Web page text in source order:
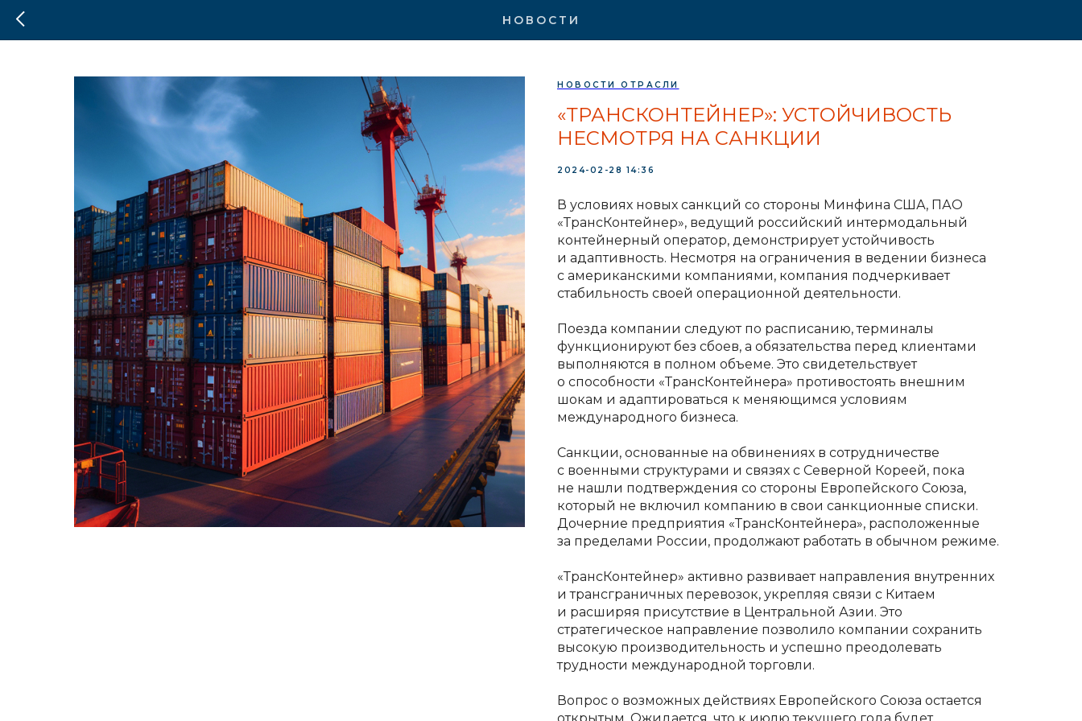
НОВОСТИ
НОВОСТИ ОТРАСЛИ
«ТРАНСКОНТЕЙНЕР»: УСТОЙЧИВОСТЬ
НЕСМОТРЯ НА САНКЦИИ
2024-02-28 14:36
В условиях новых санкций со стороны Минфина США, ПАО
«ТрансКонтейнер», ведущий российский интермодальный
контейнерный оператор, демонстрирует устойчивость
и адаптивность. Несмотря на ограничения в ведении бизнеса
с американскими компаниями, компания подчеркивает
стабильность своей операционной деятельности.
Поезда компании следуют по расписанию, терминалы
функционируют без сбоев, а обязательства перед клиентами
выполняются в полном объеме. Это свидетельствует
о способности «ТрансКонтейнера» противостоять внешним
шокам и адаптироваться к меняющимся условиям
международного бизнеса.
Санкции, основанные на обвинениях в сотрудничестве
с военными структурами и связях с Северной Кореей, пока
не нашли подтверждения со стороны Европейского Союза,
который не включил компанию в свои санкционные списки.
Дочерние предприятия «ТрансКонтейнера», расположенные
за пределами России, продолжают работать в обычном режиме.
«ТрансКонтейнер» активно развивает направления внутренних
и трансграничных перевозок, укрепляя связи с Китаем
и расширяя присутствие в Центральной Азии. Это
стратегическое направление позволило компании сохранить
высокую производительность и успешно преодолевать
трудности международной торговли.
Вопрос о возможных действиях Европейского Союза остается